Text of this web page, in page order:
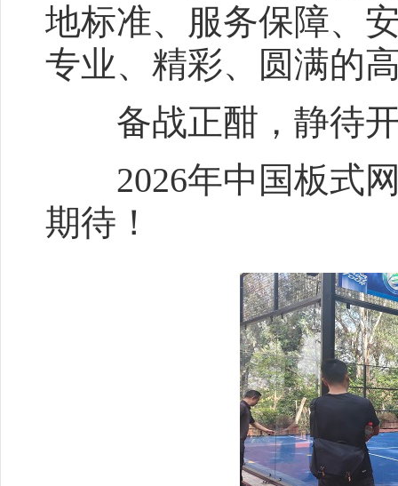
地标准、服务保障、
专业、精彩、圆满的
备战正酣，静待
2026年中国板式网
期待！